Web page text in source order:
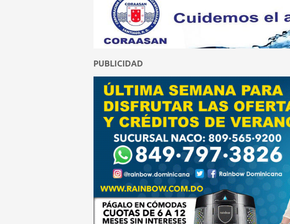
PUBLICIDAD